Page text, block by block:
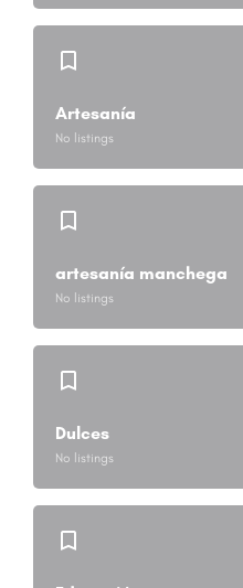
Artesanía
No listings
artesanía manchega
No listings
Dulces
No listings